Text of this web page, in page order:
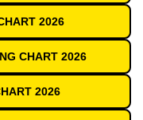
2026
CHART 2026
2026